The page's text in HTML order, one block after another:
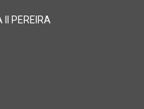
PEREIRA